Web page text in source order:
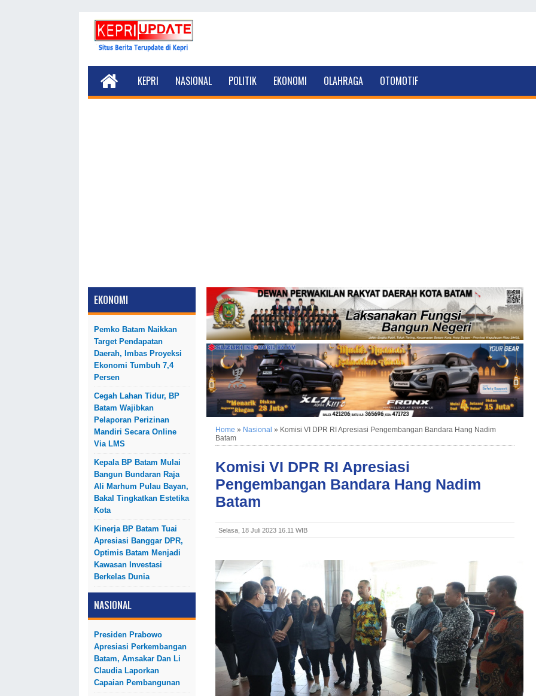
KEPRI NASIONAL POLITIK EKONOMI OLAHRAGA OTOMOTIF
EKONOMI
Pemko Batam Naikkan
Target Pendapatan
Daerah, Imbas Proyeksi
Ekonomi Tumbuh 7,4
Persen
Cegah Lahan Tidur, BP
Batam Wajibkan
Pelaporan Perizinan
Mandiri Secara Online
Via LMS
Kepala BP Batam Mulai
Bangun Bundaran Raja
Ali Marhum Pulau Bayan,
Bakal Tingkatkan Estetika
Kota
Kinerja BP Batam Tuai
Apresiasi Banggar DPR,
Optimis Batam Menjadi
Kawasan Investasi
Berkelas Dunia
NASIONAL
Presiden Prabowo
Apresiasi Perkembangan
Batam, Amsakar Dan Li
Claudia Laporkan
Capaian Pembangunan
Home » Nasional » Komisi VI DPR RI Apresiasi Pengembangan Bandara Hang Nadim
Batam
Komisi VI DPR RI Apresiasi
Pengembangan Bandara Hang Nadim
Batam
Selasa, 18 Juli 2023 16.11 WIB